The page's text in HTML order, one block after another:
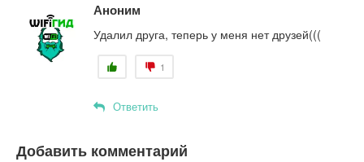
Аноним
Удалил друга, теперь у меня нет друзей(((
1
Ответить
Добавить комментарий